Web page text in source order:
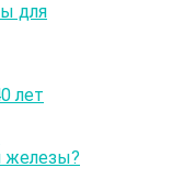
для
лет
железы?